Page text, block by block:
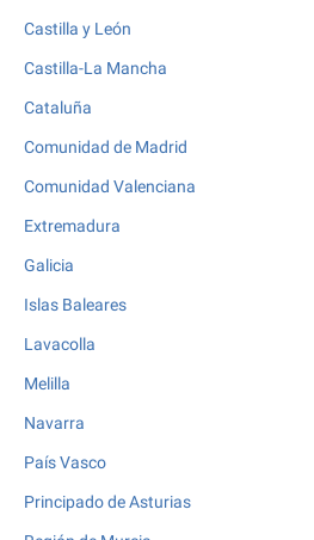
Castilla y León
Castilla-La Mancha
Cataluña
Comunidad de Madrid
Comunidad Valenciana
Extremadura
Galicia
Islas Baleares
Lavacolla
Melilla
Navarra
País Vasco
Principado de Asturias